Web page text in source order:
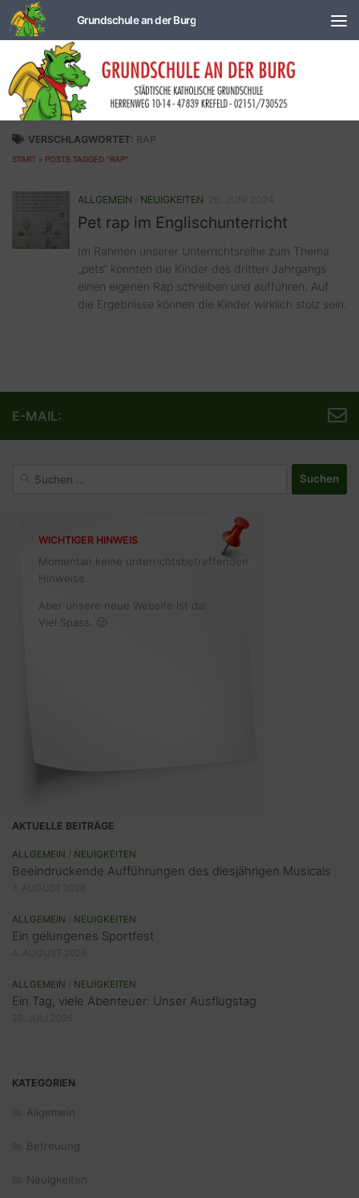
Zum Inhalt springen
VERSCHLAGWORTET: RAP
START » POSTS TAGGED "RAP"
ALLGEMEIN NEUIGKEITEN
Pet rap im Englischunterricht
Im Rahmen unserer Unterrichtsreihe zum Thema
„pets“ konnten die Kinder des dritten Jahrgangs
einen eigenen Rap schreiben und aufführen. Auf
die Ergebnisse können die Kinder wirklich stolz sein.
E-MAIL:
WICHTIGER HINWEIS
Momentan keine unterrichtsbetreffenden
Hinweise.
Aber unsere neue Website ist da!
Viel Spass. 🙂
AKTUELLE BEITRÄGE
ALLGEMEIN NEUIGKEITEN
Beeindruckende Aufführungen des diesjährigen Musicals
ALLGEMEIN NEUIGKEITEN
Ein gelungenes Sportfest
ALLGEMEIN NEUIGKEITEN
Ein Tag, viele Abenteuer: Unser Ausflugstag
KATEGORIEN
Allgemein
Betreuung
Neuigkeiten